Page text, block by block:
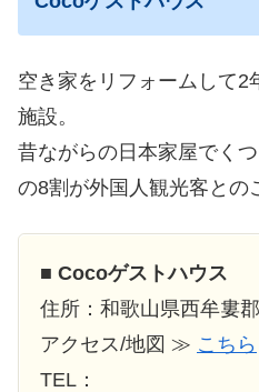
空き家をリフォームして2
施設。
昔ながらの日本家屋でく
の8割が外国人観光客との
■ Cocoゲストハウス
住所：和歌山県西牟婁
アクセス/地図 ≫ こちら
TEL：